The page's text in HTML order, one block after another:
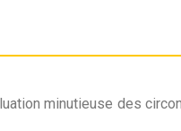
minutieuse des